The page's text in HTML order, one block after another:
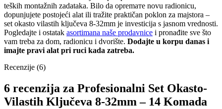
teških montažnih zadataka. Bilo da opremате novu radionicu,
dopunjujete postojeći alat ili tražite praktičan poklon za majstora –
set okasto vilastih ključeva 8-32mm je investicija s jasnom vrednosti.
Pogledajte i ostatak asortimana naše prodavnice i pronađite sve što
vam treba za dom, radionicu i dvorište. Dodajte u korpu danas i
imajte pravi alat pri ruci kada zatreba.
Recenzije (6)
6 recenzija za Profesionalni Set Okasto-
Vilastih Ključeva 8-32mm – 14 Komada